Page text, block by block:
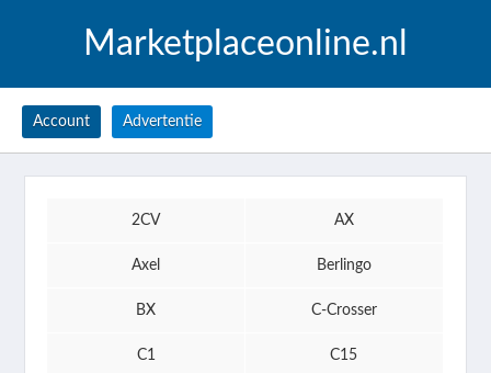
Marketplaceonline.nl
Account Advertentie
2CV AX
Axel Berlingo
BX C-Crosser
C1 C15